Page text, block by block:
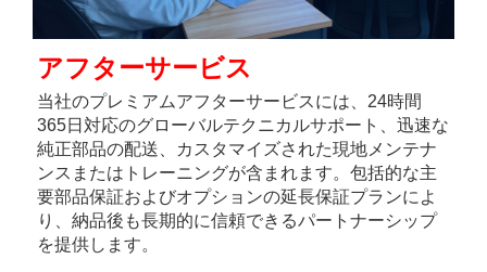
アフターサービス
当社のプレミアムアフターサービスには、24時間
365日対応のグローバルテクニカルサポート、迅速な
純正部品の配送、カスタマイズされた現地メンテナ
ンスまたはトレーニングが含まれます。包括的な主
要部品保証およびオプションの延長保証プランによ
り、納品後も長期的に信頼できるパートナーシップ
を提供します。